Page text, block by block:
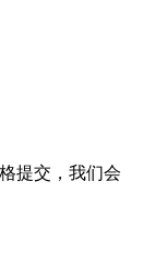
提交，我们会